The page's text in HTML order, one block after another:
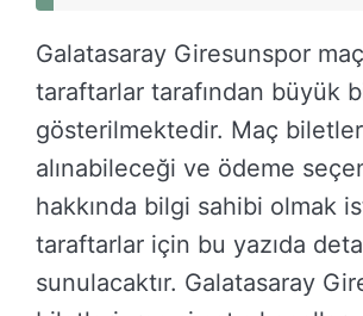
Galatasaray Giresunspor
taraftarlar tarafından büyük
gösterilmektedir. Maç
alınabileceği ve ödeme
hakkında bilgi sahibi olmak
taraftarlar için bu yazıda
sunulacaktır. Galatasaray